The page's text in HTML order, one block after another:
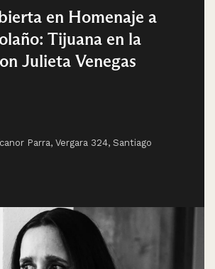
en Homenaje a
Tijuana en la
Julieta Venegas
Parra, Vergara 324, Santiago